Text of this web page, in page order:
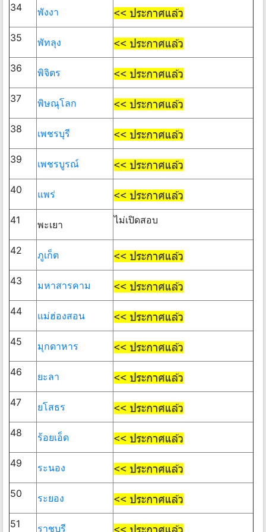
34 พังงา
35 พัทลุง
36 พิจิตร
37 พิษณุโลก
38 เพชรบุรี
39 เพชรบูรณ์
40 แพร่
41 พะเยา ไม่เปิดสอบ
42 ภูเก็ต
43 มหาสารคาม
44 แม่ฮ่องสอน
45 มุกดาหาร
46 ยะลา
47 ยโสธร
48 ร้อยเอ็ด
49 ระนอง
50 ระยอง
51 ราชบุรี